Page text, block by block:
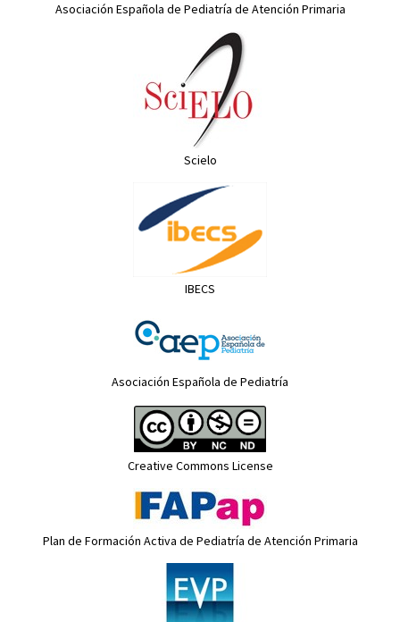
Asociación Española de Pediatría de Atención Primaria
Scielo
IBECS
Asociación Española de Pediatría
Creative Commons License
Plan de Formación Activa de Pediatría de Atención Primaria